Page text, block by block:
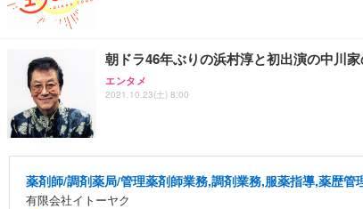
朝ドラ46年ぶりの浜村淳と初出演の中川
エンタメ
2021.10.23(土) 8:00
薬剤師/調剤薬局/管理薬剤師業務,調剤業務,服薬指導,薬歴管
有限会社イトーヤク